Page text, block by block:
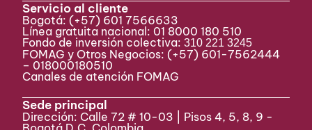
Servicio al cliente
Bogotá: (+57) 601 7566633
Línea gratuita nacional: 01 8000 180 510
Fondo de inversión colectiva:310 221 3245
FOMAG y Otros Negocios: (+57) 601-7562444
– 018000180510
Canales de atención FOMAG
Sede principal
Dirección: Calle 72 # 10-03 | Pisos 4, 5, 8, 9 -